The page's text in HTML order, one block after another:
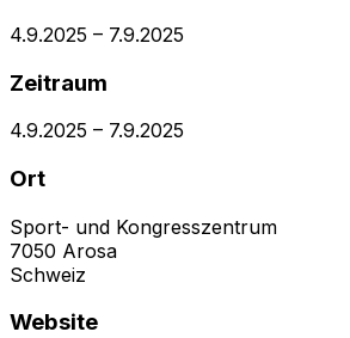
4.9.2025 – 7.9.2025
Zeitraum
4.9.2025 – 7.9.2025
Ort
Sport- und Kongresszentrum
7050 Arosa
Schweiz
Website